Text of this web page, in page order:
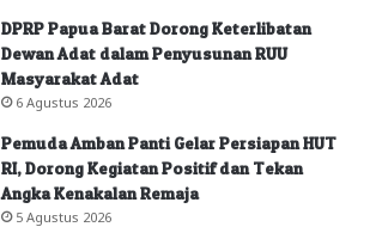
DPRP Papua Barat Dorong Keterlibatan
Dewan Adat dalam Penyusunan RUU
Masyarakat Adat
6 Agustus 2026
Pemuda Amban Panti Gelar Persiapan HUT
RI, Dorong Kegiatan Positif dan Tekan
Angka Kenakalan Remaja
5 Agustus 2026